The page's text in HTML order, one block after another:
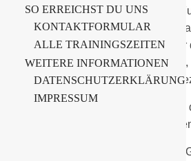
zufrieden. Die Kinder haben mutig
der Trainingsinhalte umgesetzt und
überzeugt. Besonders erfreulich
Einsatzwille und der
über das gesamte Turnier hinweg
Ein herzlicher Glückwunsch geht
Brieske/Senftenberg I zum
Ebenso bedanken wir uns bei allen
SO ERREICHST DU UNS
KONTAKTFORMULAR
ALLE TRAININGSZEITEN
WEITERE INFORMATIONEN
DATENSCHUTZERKLÄRUNG
IMPRESSUM